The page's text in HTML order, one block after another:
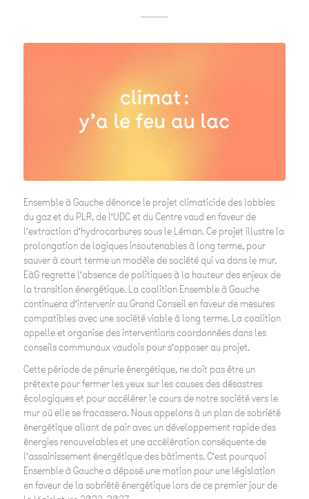
Ensemble à Gauche dénonce le projet climaticide des lobbies
du gaz et du PLR, de l’UDC et du Centre vaud en faveur de
l’extraction d’hydrocarbures sous le Léman. Ce projet illustre la
prolongation de logiques insoutenables à long terme, pour
sauver à court terme un modèle de société qui va dans le mur.
EàG regrette l’absence de politiques à la hauteur des enjeux de
la transition énergétique. La coalition Ensemble à Gauche
continuera d’intervenir au Grand Conseil en faveur de mesures
compatibles avec une société viable à long terme. La coalition
appelle et organise des interventions coordonnées dans les
conseils communaux vaudois pour s’opposer au projet.
Cette période de pénurie énergétique, ne doit pas être un
prétexte pour fermer les yeux sur les causes des désastres
écologiques et pour accélérer le cours de notre société vers le
mur où elle se fracassera. Nous appelons à un plan de sobriété
énergétique allant de pair avec un développement rapide des
énergies renouvelables et une accélération conséquente de
l’assainissement énergétique des bâtiments. C’est pourquoi
Ensemble à Gauche a déposé une motion pour une législation
en faveur de la sobriété énergétique lors de ce premier jour de